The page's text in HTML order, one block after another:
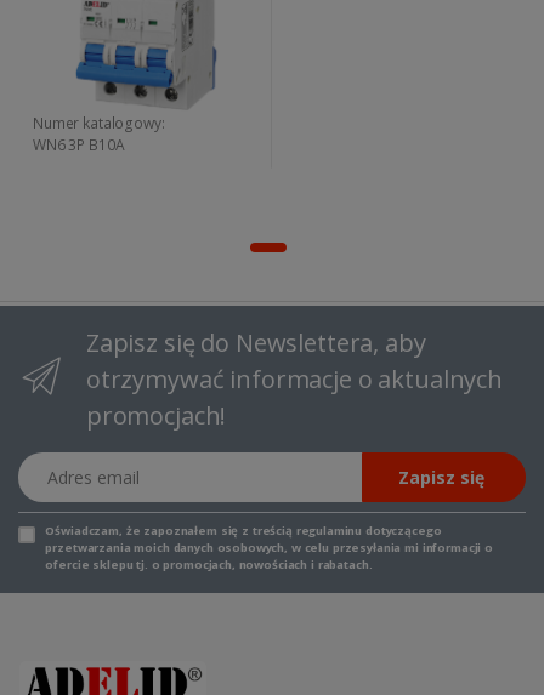
Numer katalogowy:
WN6 3P B10A
Zapisz się do Newslettera, aby
otrzymywać informacje o aktualnych
promocjach!
Adres email
Zapisz się
Oświadczam, że zapoznałem się z treścią regulaminu dotyczącego
przetwarzania moich danych osobowych, w celu przesyłania mi informacji o
ofercie sklepu tj. o promocjach, nowościach i rabatach.